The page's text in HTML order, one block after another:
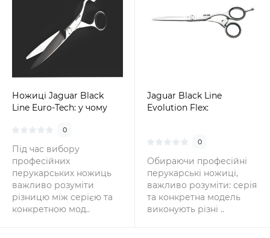
Ножиці Jaguar Black
Line Euro-Tech: у чому
всією серією Black line
0
Під час вибору
професійних
перукарських ножиць
важливо розуміти
різницю між серією та
конкретною мод..
Jaguar Black Line
Evolution Flex:
0
Обираючи професійні
перукарські ножиці,
важливо розуміти: серія
та конкретна модель
виконують різні ..